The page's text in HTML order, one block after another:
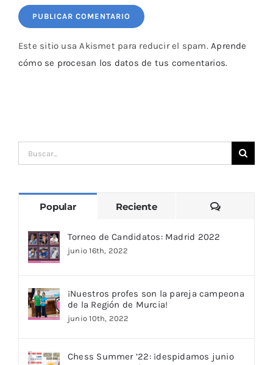
cómo se procesan los datos de tus comentarios.
Popular
junio 16th, 2022
de la Región de Murcia!
junio 10th, 2022
como se merece!